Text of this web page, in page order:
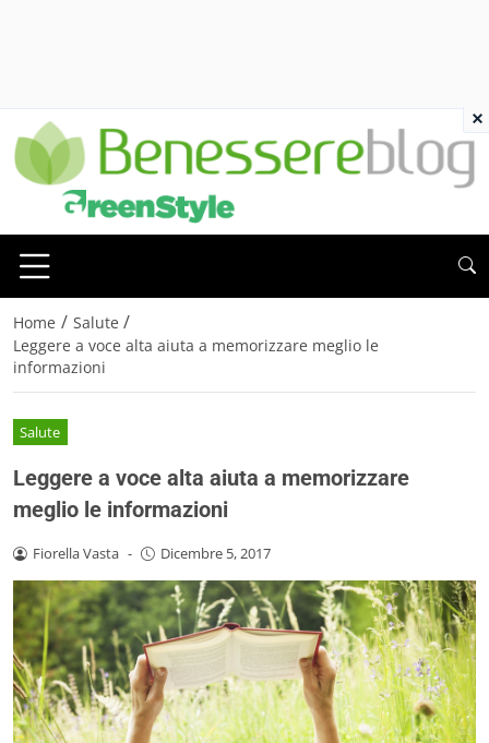
Home / Salute /
Leggere a voce alta aiuta a memorizzare meglio le
informazioni
Salute
Leggere a voce alta aiuta a memorizzare
meglio le informazioni
Fiorella Vasta - Dicembre 5, 2017
×